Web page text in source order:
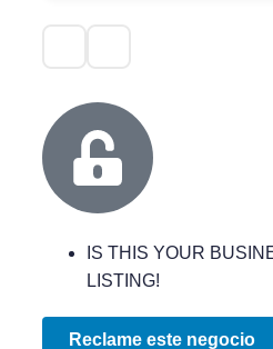
IS THIS YOUR
LISTING!
Reclame este negocio